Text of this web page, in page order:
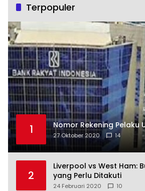
Terpopuler
1 Nomor Rekening Pelaku
27 Oktober 2020 14
2
Liverpool vs West Ham:
yang Perlu Ditakuti
24 Februari 2020 10